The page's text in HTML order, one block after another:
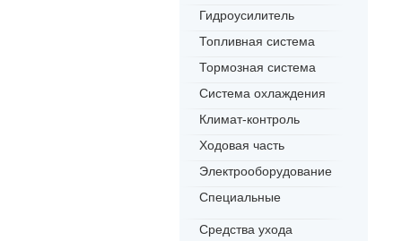
Гидроусилитель
Топливная система
Тормозная система
Система охлаждения
Климат-контроль
Ходовая часть
Электрооборудование
Специальные
Средства ухода